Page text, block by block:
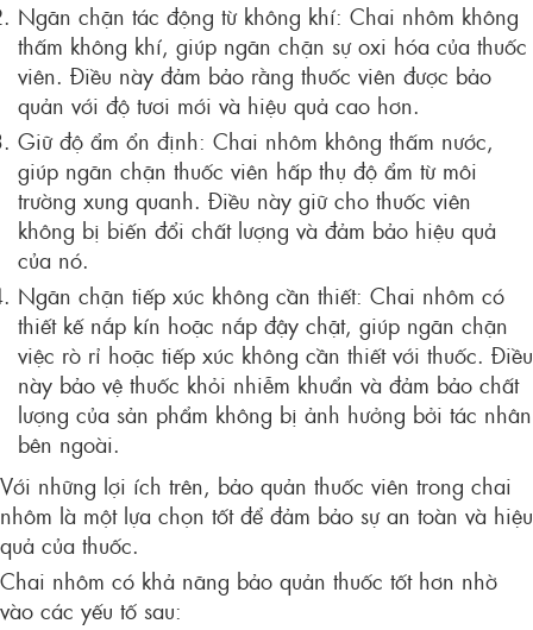
Ngăn chặn tác động từ không khí: Chai nhôm không
thấm không khí, giúp ngăn chặn sự oxi hóa của thuốc
viên. Điều này đảm bảo rằng thuốc viên được bảo
quản với độ tươi mới và hiệu quả cao hơn.
Giữ độ ẩm ổn định: Chai nhôm không thấm nước,
giúp ngăn chặn thuốc viên hấp thụ độ ẩm từ môi
trường xung quanh. Điều này giữ cho thuốc viên
không bị biến đổi chất lượng và đảm bảo hiệu quả
của nó.
Ngăn chặn tiếp xúc không cần thiết: Chai nhôm có
thiết kế nắp kín hoặc nắp đậy chặt, giúp ngăn chặn
việc rò rỉ hoặc tiếp xúc không cần thiết với thuốc. Điều
này bảo vệ thuốc khỏi nhiễm khuẩn và đảm bảo chất
lượng của sản phẩm không bị ảnh hưởng bởi tác nhân
bên ngoài.
Với những lợi ích trên, bảo quản thuốc viên trong chai
nhôm là một lựa chọn tốt để đảm bảo sự an toàn và hiệu
quả của thuốc.
Chai nhôm có khả năng bảo quản thuốc tốt hơn nhờ
vào các yếu tố sau: